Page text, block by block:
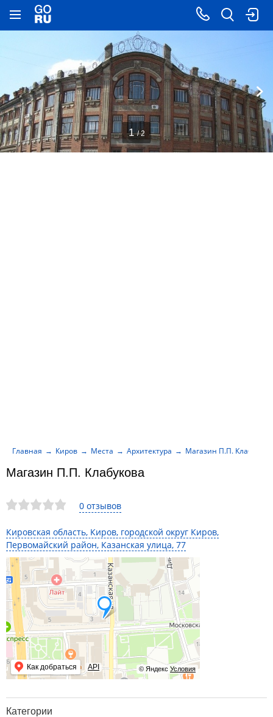
0 отзывов
Кировская область, Киров, городской округ Киров,
Первомайский район, Казанская улица, 77
© Яндекс Условия
Как добраться API
Магазин П.П. Клабукова
Главная Киров Места Архитектура Магазин П.П. Клабукова
1 / 2
Категории